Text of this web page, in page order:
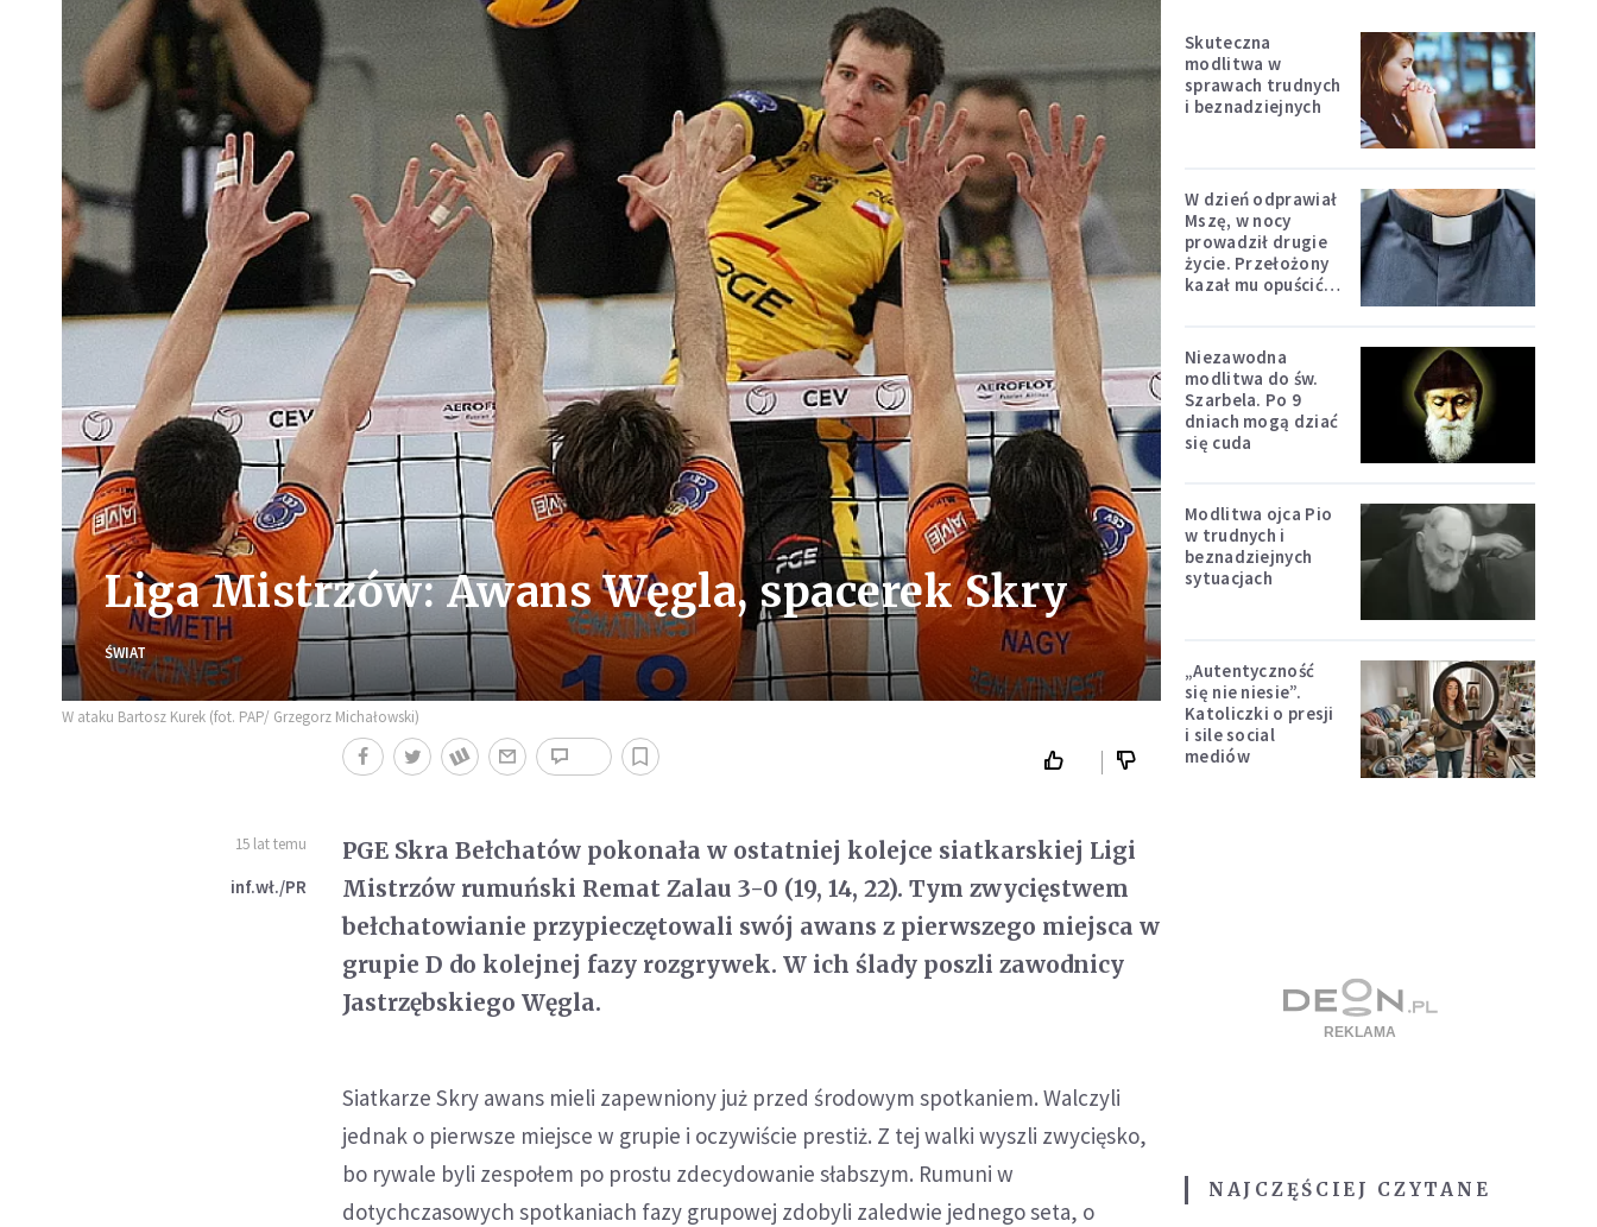
Liga Mistrzów: Awans Węgla, spacerek Skry
ŚWIAT
W ataku Bartosz Kurek (fot. PAP/ Grzegorz Michałowski)
15 lat temu
inf.wł./PR
PGE Skra Bełchatów pokonała w ostatniej kolejce siatkarskiej Ligi
Mistrzów rumuński Remat Zalau 3-0 (19, 14, 22). Tym zwycięstwem
bełchatowianie przypieczętowali swój awans z pierwszego miejsca w
grupie D do kolejnej fazy rozgrywek. W ich ślady poszli zawodnicy
Jastrzębskiego Węgla.
Siatkarze Skry awans mieli zapewniony już przed środowym spotkaniem. Walczyli
jednak o pierwsze miejsce w grupie i oczywiście prestiż. Z tej walki wyszli zwycięsko,
bo rywale byli zespołem po prostu zdecydowanie słabszym. Rumuni w
dotychczasowych spotkaniach fazy grupowej zdobyli zaledwie jednego seta, o
Skuteczna
modlitwa w
sprawach trudnych
i beznadziejnych
W dzień odprawiał
Mszę, w nocy
prowadził drugie
życie. Przełożony
kazał mu opuścić
Niezawodna
modlitwa do św.
Szarbela. Po 9
dniach mogą dziać
się cuda
Modlitwa ojca Pio
w trudnych i
beznadziejnych
sytuacjach
„Autentyczność
się nie niesie”.
Katoliczki o presji
i sile social
mediów
NAJCZĘŚCIEJ CZYTANE